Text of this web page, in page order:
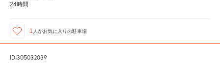
24時間
1 人がお気に入りの駐車場
ID:305032039